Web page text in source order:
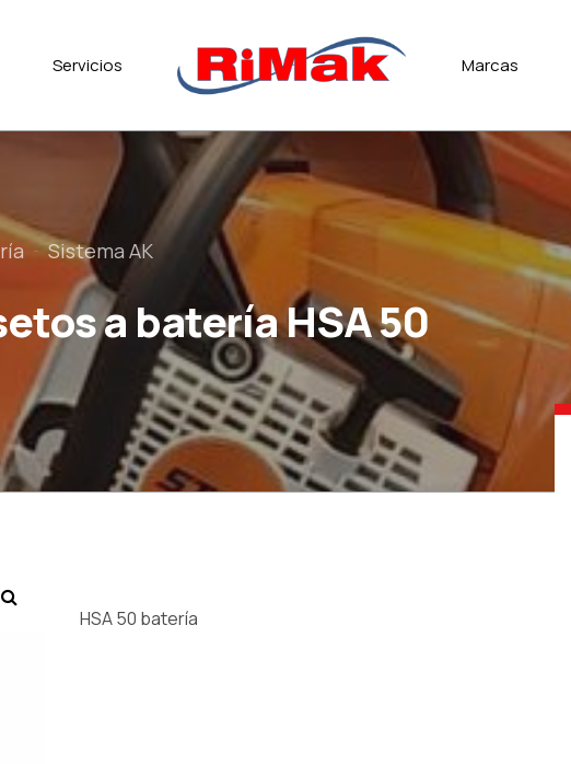
Servicios Marcas
Sistema AK
a batería HSA 50
HSA 50 batería